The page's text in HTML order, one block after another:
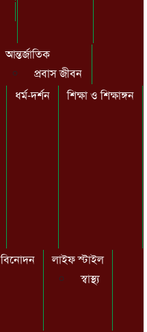
আন্তর্জাতিক
প্রবাস জীবন
ধর্ম-দর্শন শিক্ষা ও শিক্ষাঙ্গন
বিনোদন
লাইফ স্টাইল
স্বাস্থ্য